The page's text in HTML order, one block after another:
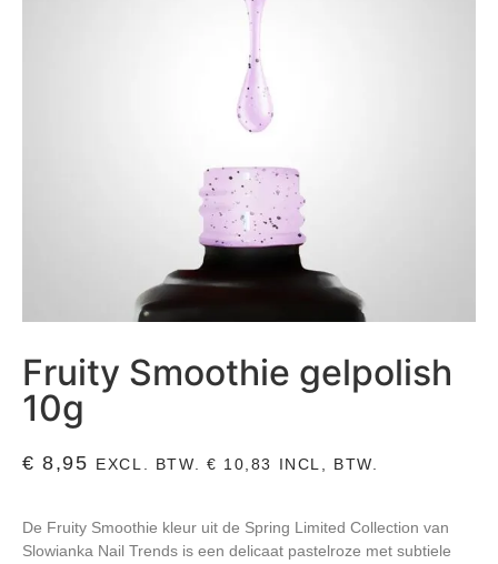
Fruity Smoothie gelpolish
10g
€ 8,95 EXCL. BTW. € 10,83 INCL, BTW.
De Fruity Smoothie kleur uit de Spring Limited Collection van
Slowianka Nail Trends is een delicaat pastelroze met subtiele